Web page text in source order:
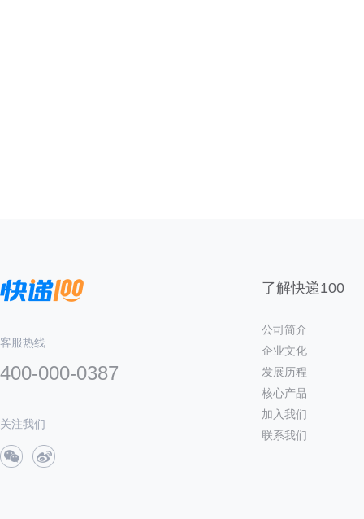
客服热线
400-000-0387
关注我们
了解快递100
公司简介
企业文化
发展历程
核心产品
加入我们
联系我们